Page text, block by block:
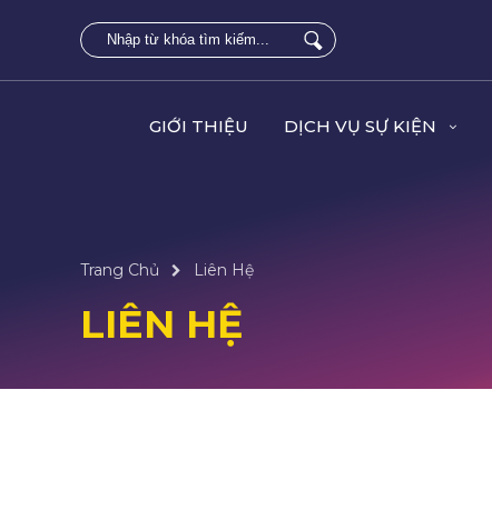
GIỚI THIỆU DỊCH VỤ SỰ KIỆN
Trang Chủ Liên Hệ
LIÊN HỆ